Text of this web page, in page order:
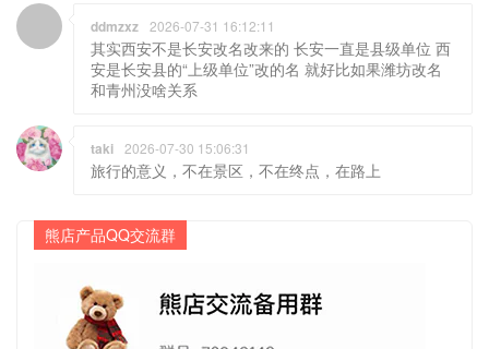
ddmzxz 2026-07-31 16:12:11
其实西安不是长安改名改来的 长安一直是县级单位 西
安是长安县的“上级单位”改的名 就好比如果潍坊改名
和青州没啥关系
taki 2026-07-30 15:06:31
旅行的意义，不在景区，不在终点，在路上
熊店产品QQ交流群